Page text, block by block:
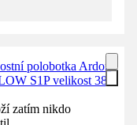
polobotka Ardon
S1P velikost 38
zatím nikdo